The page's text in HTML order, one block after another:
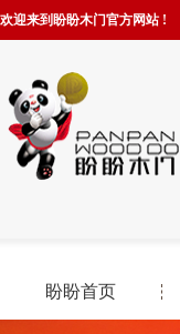
欢迎来到盼盼木门官方网站 !
盼盼首页